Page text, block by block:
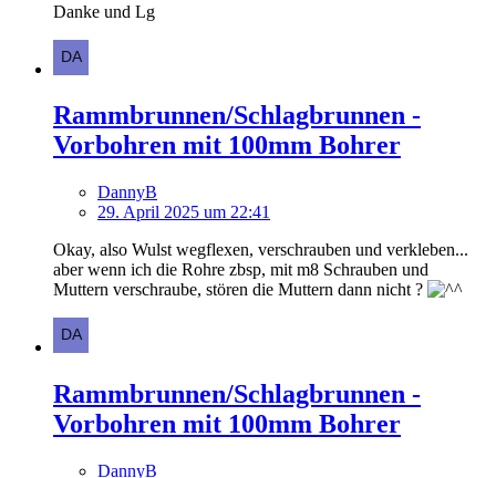
Danke und Lg
Rammbrunnen/Schlagbrunnen -
Vorbohren mit 100mm Bohrer
DannyB
29. April 2025 um 22:41
Okay, also Wulst wegflexen, verschrauben und verkleben...
aber wenn ich die Rohre zbsp, mit m8 Schrauben und
Muttern verschraube, stören die Muttern dann nicht ?
Rammbrunnen/Schlagbrunnen -
Vorbohren mit 100mm Bohrer
DannyB